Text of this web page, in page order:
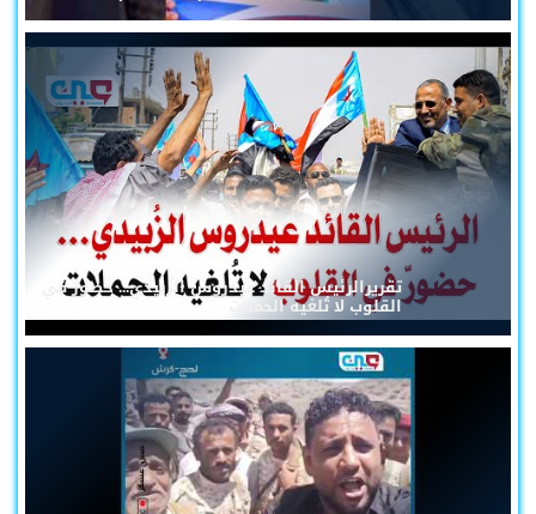
تقريرالرئيس القائد عيدروس الزُبيدي... حضورٌ في
القلوب لا تُلغيه الحملات